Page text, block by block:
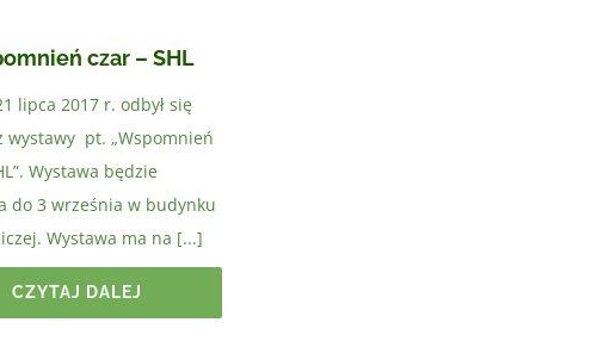
czar – SHL
lipca 2017 r. odbył się
wystawy pt. „Wspomnień
Wystawa będzie
do 3 września w budynku
Wystawa ma na [...]
CZYTAJ DALEJ